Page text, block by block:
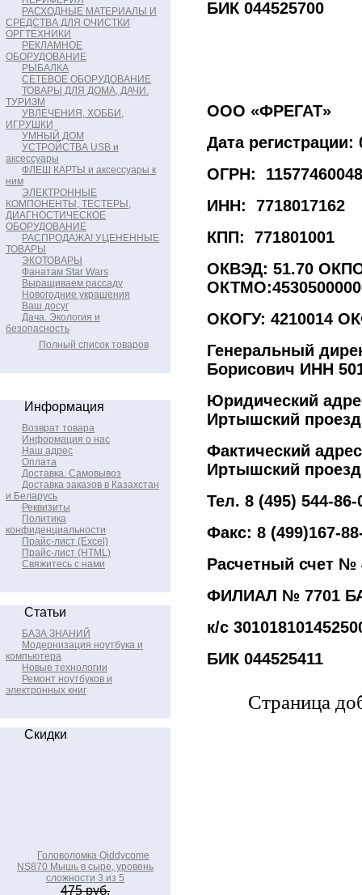
РАСХОДНЫЕ МАТЕРИАЛЫ И
СРЕДСТВА ДЛЯ ОЧИСТКИ
ОРГТЕХНИКИ
РЕКЛАМНОЕ
ОБОРУДОВАНИЕ
РЫБАЛКА
СЕТЕВОЕ ОБОРУДОВАНИЕ
ТОВАРЫ ДЛЯ ДОМА, ДАЧИ.
ТУРИЗМ
УВЛЕЧЕНИЯ, ХОББИ,
ИГРУШКИ
УМНЫЙ ДОМ
УСТРОЙСТВА USB и
аксессуары
ФЛЕШ КАРТЫ и аксессуары к
ним
ЭЛЕКТРОННЫЕ
КОМПОНЕНТЫ, ТЕСТЕРЫ,
ДИАГНОСТИЧЕСКОЕ
ОБОРУДОВАНИЕ
РАСПРОДАЖА! УЦЕНЕННЫЕ
ТОВАРЫ
ЭКОТОВАРЫ
Фанатам Star Wars
Выращиваем рассаду
Новогодние украшения
Ваш досуг
Дача. Экология и
безопасность
Полный список товаров
Информация
Возврат товара
Информация о нас
Наш адрес
Оплата
Доставка. Самовывоз
Доставка заказов в Казахстан
и Беларусь
Реквизиты
Политика
конфиденциальности
Прайс-лист (Excel)
Прайс-лист (HTML)
Свяжитесь с нами
Статьи
БАЗА ЗНАНИЙ
Модернизация ноутбука и
компьютера
Новые технологии
Ремонт ноутбуков и
электронных книг
Скидки
Головоломка Qiddycome
NS870 Мышь в сыре, уровень
сложности 3 из 5
475 руб.
БИК 044525700
ООО «ФРЕГАТ»
Дата
ОГРН:
ИНН: 7718017162
КПП: 771801001
ОКВЭД: 51.70
ОКОГУ: 4210014
Генеральный
Борисович ИНН
Юридический
Иртышский
Фактический
Иртышский
Тел. 8 (495) 544-
Факс: 8 (499)167-
Расчетный счет №
ФИЛИАЛ № 7701
к/с
БИК 044525411
Страница